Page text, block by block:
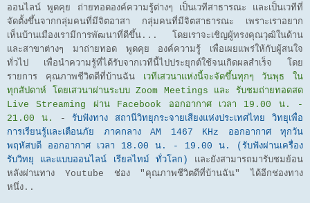
ออนไลน์ พูดคุย ถ่ายทอดองค์ความรู้ต่างๆ เป็นเวทีสาธารณะ และเป็นเวทีที่
จัดตั้งขึ้นจากกลุ่มคนที่มีจิตอาสา กลุ่มคนที่มีจิตสาธารณะ เพราะเราอยาก
เห็นบ้านเมืองเรามีการพัฒนาที่ดีขึ้น... โดยเราจะเชิญผู้ทรงคุณวุฒิในด้าน
และสาขาต่างๆ มาถ่ายทอด พูดคุย องค์ความรู้ เพื่อเผยแพร่ให้กับผู้สนใจ
ทั่วไป เพื่อนำความรู้ที่ได้รับจากเวทีนี้ไปประยุกต์ใช้จนเกิดผลสำเร็จ โดย
รายการ คุณภาพชีวิตดีที่บ้านฉันเวทีเสวนาแห่งนี้จะจัดขึ้นทุกๆ วันพุธ ใน
ทุกสัปดาห์ โดยเสวนาผ่านระบบ Zoom Meetings และ รับชมถ่ายทอดสด
Live Streaming ผ่าน Facebook ออกอากาศ เวลา 19.00 น. -
21.00 น.
-รับฟังทาง สถานีวิทยุกระจายเสียงแห่งประเทศไทย วิทยุเพื่อ
การเรียนรู้และเตือนภัย ภาคกลาง AM 1467 KHz ออกอากาศ ทุกวัน
พฤหัสบดี ออกอากาศ เวลา 18.00 น. - 19.00 น. (รับฟังผ่านเครื่อง
รับวิทยุ และแบบออนไลน์ เรียลไทม์ ทั่วโลก)
และยังสามารถมารับชมย้อน
หลังผ่านทาง Youtube ช่อง "คุณภาพชีวิตดีที่บ้านฉัน" ได้อีกช่องทาง
หนึ่ง..